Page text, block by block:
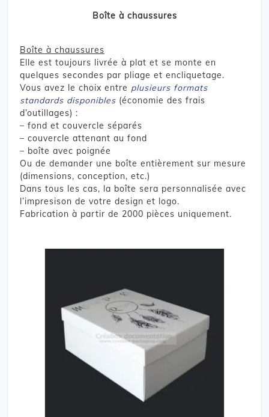
Boîte à chaussures
Boîte à chaussures
Elle est toujours livrée à plat et se monte en
quelques secondes par pliage et encliquetage.
Vous avez le choix entre plusieurs formats
standards disponibles (économie des frais
d’outillages) :
– fond et couvercle séparés
– couvercle attenant au fond
– boîte avec poignée
Ou de demander une boîte entièrement sur mesure
(dimensions, conception, etc.)
Dans tous les cas, la boîte sera personnalisée avec
l’impresison de votre design et logo.
Fabrication à partir de 2000 pièces uniquement.